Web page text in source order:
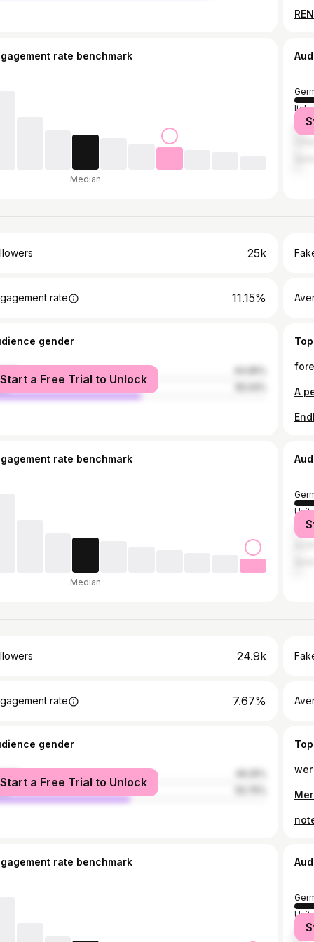
rate benchmark
Median
Italy
25k
rate 11.15%
gender
Start a Free Trial to Unlock
A
rate benchmark
Median
Italy
24.9k
rate 7.67%
gender
Start a Free Trial to Unlock
rate benchmark